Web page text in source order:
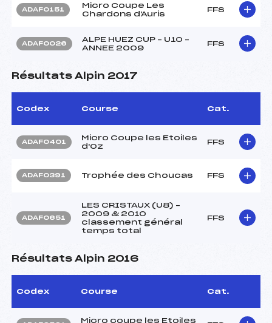
ADAF0151
Micro Coupe Les
Chardons d'Auris
FFS
ADAF0026
ALPE HUEZ CUP – U10 –
ANNEE 2009
FFS
Résultats Alpin 2017
Codex Course Cat.
ADAF0401
Micro Coupe les Etoiles
d'Oz
FFS
ADAF0391 Trophée des Choucas FFS
ADAF0651
LES CRISTAUX (U8) –
2009 & 2010
classement général
temps total
FFS
Résultats Alpin 2016
Codex Course Cat.
Micro coupe les Etoiles